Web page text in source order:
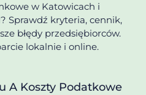
w Katowicach i
Sprawdź kryteria, cennik,
błędy przedsiębiorców.
lokalnie i online.
A Koszty Podatkowe